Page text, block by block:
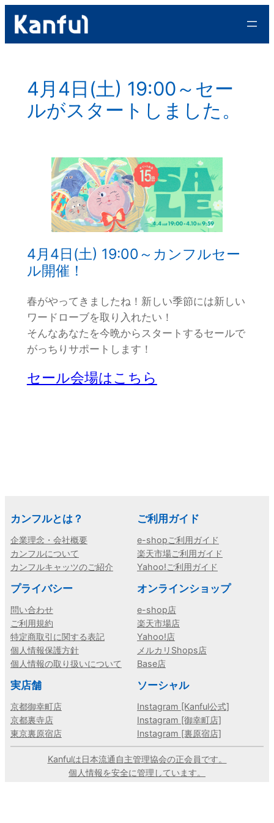
を
4月4日(土) 19:00～セー
ルがスタートしました。
4月4日(土) 19:00～カンフルセー
ル開催！
春がやってきましたね！新しい季節には新しい
ワードローブを取り入れたい！
そんなあなたを今晩からスタートするセールで
がっちりサポートします！
セール会場はこちら
カンフルとは？
企業理念・会社概要
カンフルについて
カンフルキャッツのご紹介
ご利用ガイド
e-shopご利用ガイド
楽天市場ご利用ガイド
Yahoo!ご利用ガイド
プライバシー
問い合わせ
ご利用規約
特定商取引に関する表記
個人情報保護方針
個人情報の取り扱いについて
オンラインショップ
e-shop店
楽天市場店
Yahoo!店
メルカリShops店
Base店
実店舗
京都御幸町店
京都裏寺店
東京裏原宿店
ソーシャル
Instagram [Kanful公式]
Instagram [御幸町店]
Instagram [裏原宿店]
Kanfulは日本流通自主管理協会の正会員です。
個人情報を安全に管理しています。